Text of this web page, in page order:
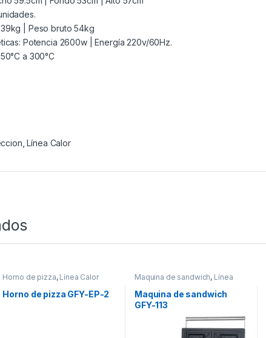
| Peso bruto 54kg
Potencia 2600w | Energía 220v/60Hz.
a 300°C
,Línea Calor
Horno de pizza, Línea Calor
Horno de pizza GFY-EP-2
Maquina de sandwich, Línea
Calor
Maquina de sandwich
GFY-113